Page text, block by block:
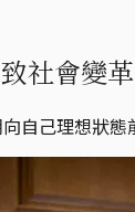
社會變
自己理想狀